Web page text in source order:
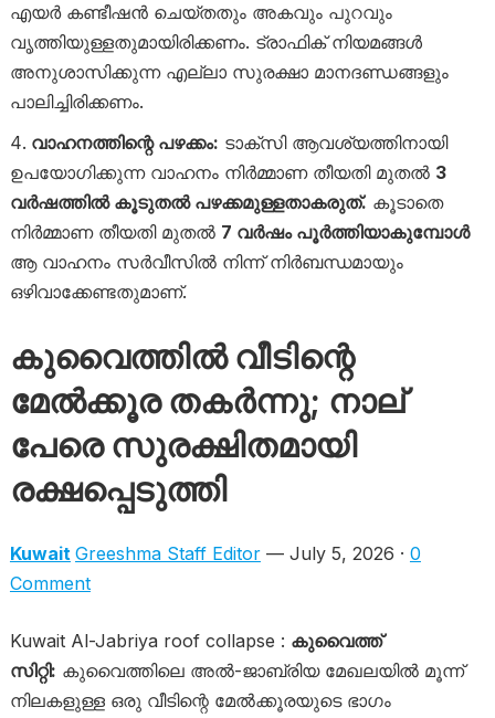
എയർ കണ്ടീഷൻ ചെയ്തതും അകവും പുറവും
വൃത്തിയുള്ളതുമായിരിക്കണം. ട്രാഫിക് നിയമങ്ങൾ
അനുശാസിക്കുന്ന എല്ലാ സുരക്ഷാ മാനദണ്ഡങ്ങളും
പാലിച്ചിരിക്കണം.
വാഹനത്തിന്റെ പഴക്കം: ടാക്സി ആവശ്യത്തിനായി
ഉപയോഗിക്കുന്ന വാഹനം നിർമ്മാണ തീയതി മുതൽ 3
വർഷത്തിൽ കൂടുതൽ പഴക്കമുള്ളതാകരുത്. കൂടാതെ
നിർമ്മാണ തീയതി മുതൽ 7 വർഷം പൂർത്തിയാകുമ്പോൾ
ആ വാഹനം സർവീസിൽ നിന്ന് നിർബന്ധമായും
ഒഴിവാക്കേണ്ടതുമാണ്.
കുവൈത്തിൽ വീടിന്റെ
മേൽക്കൂര തകർന്നു; നാല്
പേരെ സുരക്ഷിതമായി
രക്ഷപ്പെടുത്തി
Kuwait Greeshma Staff Editor— July 5, 2026 · 0
Comment
Kuwait Al-Jabriya roof collapse : കുവൈത്ത്
സിറ്റി: കുവൈത്തിലെ അൽ-ജാബ്രിയ മേഖലയിൽ മൂന്ന്
നിലകളുള്ള ഒരു വീടിന്റെ മേൽക്കൂരയുടെ ഭാഗം